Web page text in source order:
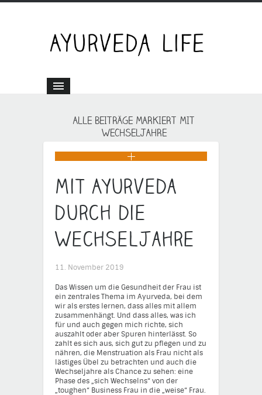
ALLE BEITRÄGE MARKIERT MIT
WECHSELJAHRE
Mit Ayurveda
durch die
Wechseljahre
11. November 2019
Das Wissen um die Gesundheit der Frau ist
ein zentrales Thema im Ayurveda, bei dem
wir als erstes lernen, dass alles mit allem
zusammenhängt. Und dass alles, was ich
für und auch gegen mich richte, sich
auszahlt oder aber Spuren hinterlässt. So
zahlt es sich aus, sich gut zu pflegen und zu
nähren, die Menstruation als Frau nicht als
lästiges Übel zu betrachten und auch die
Wechseljahre als Chance zu sehen: eine
Phase des „sich Wechselns“ von der
„toughen“ Business Frau in die „weise“ Frau.